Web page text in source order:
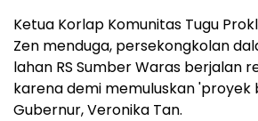
Ketua Korlap Komunitas Tugu
Zen menduga, persekongkolan
lahan RS Sumber Waras berjalan
karena demi memuluskan 'proyek
Gubernur, Veronika Tan.‎